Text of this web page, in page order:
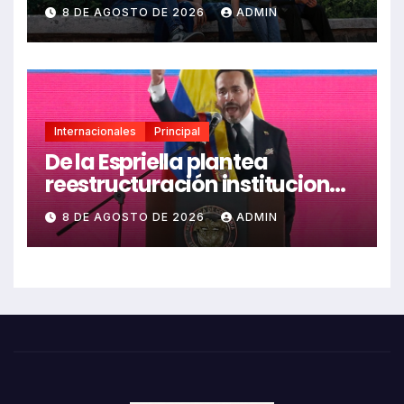
estudiantil
8 DE AGOSTO DE 2026 ADMIN
Internacionales Principal
De la Espriella plantea
reestructuración institucional
en Colombia enfocada en
valores
8 DE AGOSTO DE 2026 ADMIN